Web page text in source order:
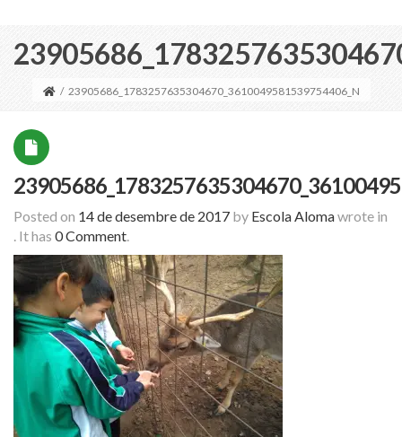
/ 23905686_1783257635304670_3610049581539754406_N
Posted on 14 de desembre de 2017 by Escola Alomawrote in
. It has 0 Comment.